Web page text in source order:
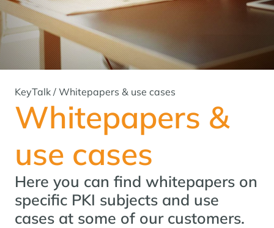
KeyTalk / Whitepapers & use cases
Whitepapers &
use cases
Here you can find whitepapers on
specific PKI subjects and use
cases at some of our customers.